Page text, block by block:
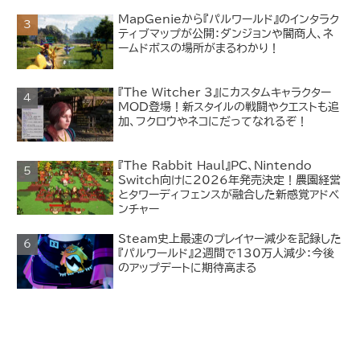
MapGenieから『パルワールド』のインタラク
ティブマップが公開：ダンジョンや闇商人、ネ
ームドボスの場所がまるわかり！
『The Witcher 3』にカスタムキャラクター
MOD登場！新スタイルの戦闘やクエストも追
加、フクロウやネコにだってなれるぞ！
『The Rabbit Haul』PC、Nintendo
Switch向けに2026年発売決定！農園経営
とタワーディフェンスが融合した新感覚アドベ
ンチャー
Steam史上最速のプレイヤー減少を記録した
『パルワールド』2週間で130万人減少：今後
のアップデートに期待高まる